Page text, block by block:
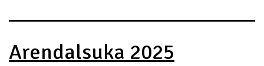
Arendalsuka 2025